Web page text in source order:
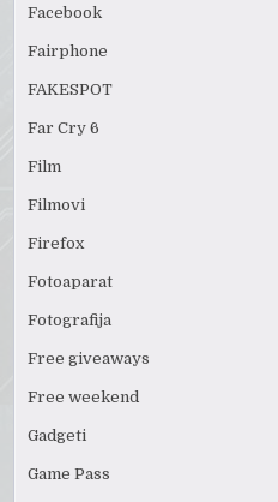
Facebook
Fairphone
FAKESPOT
Far Cry 6
Film
Filmovi
Firefox
Fotoaparat
Fotografija
Free giveaways
Free weekend
Gadgeti
Game Pass